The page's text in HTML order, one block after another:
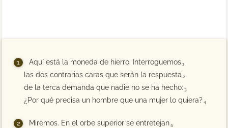
Aquí está la moneda de hierro. Interroguemos 1
las dos contrarias caras que serán la respuesta 2
de la terca demanda que nadie no se ha hecho: 3
¿Por qué precisa un hombre que una mujer lo quiera? 4
Miremos. En el orbe superior se entretejan 5